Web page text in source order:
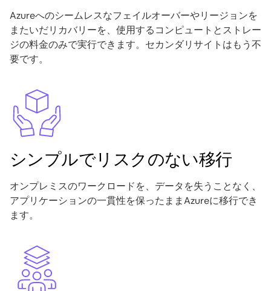
Azureへのシームレスなフェイルオーバーやリージョンを
またいだリカバリーを、使用するコンピュートとストレー
ジの料金のみで実行できます。セカンダリサイトはもう不
要です。
Image
シンプルでリスクのない移行
オンプレミスのワークロードを、データを失うことなく、
アプリケーションの一貫性を保ったままAzureに移行でき
ます。
Image